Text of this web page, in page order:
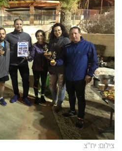
צילום: יח"צ